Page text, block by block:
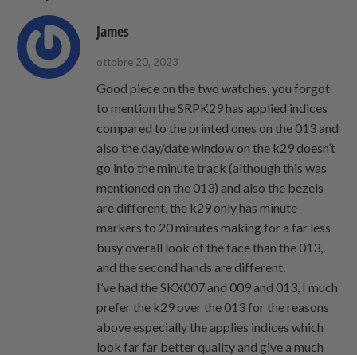
James
ottobre 20, 2023
Good piece on the two watches, you forgot
to mention the SRPK29 has applied indices
compared to the printed ones on the 013 and
also the day/date window on the k29 doesn’t
go into the minute track (although this was
mentioned on the 013) and also the bezels
are different, the k29 only has minute
markers to 20 minutes making for a far less
busy overall look of the face than the 013,
and the second hands are different.
I’ve had the SKX007 and 009 and 013, I much
prefer the k29 over the 013 for the reasons
above especially the applies indices which
look far far better quality and give a much